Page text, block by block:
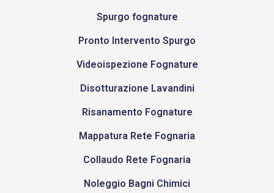
Spurgo fognature
Pronto Intervento Spurgo
Videoispezione Fognature
Disotturazione Lavandini
Risanamento Fognature
Mappatura Rete Fognaria
Collaudo Rete Fognaria
Noleggio Bagni Chimici